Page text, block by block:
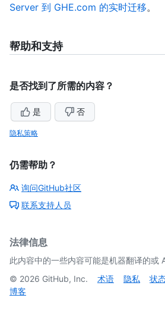
Server 到 GHE.com 的实时迁移。
帮助和支持
是否找到了所需的内容？
是 否
隐私策略
仍需帮助？
询问GitHub社区
联系支持人员
法律信息
此内容中的一些内容可能是机器翻译的或
© 2026 GitHub, Inc. 术语 隐私 状
博客